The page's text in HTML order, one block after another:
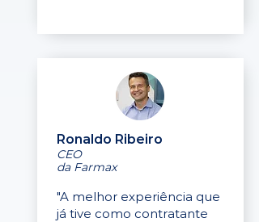
Ronaldo Ribeiro
CEO
da Farmax
"A melhor experiência que
já tive como contratante